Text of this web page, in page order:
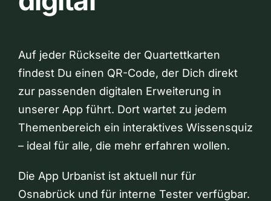
Auf jeder Rückseite der Quartettkarten
findest Du einen QR-Code, der Dich direkt
zur passenden digitalen Erweiterung in
unserer App führt. Dort wartet zu jedem
Themenbereich ein interaktives Wissensquiz
– ideal für alle, die mehr erfahren wollen.
Die App Urbanist ist aktuell nur für
Osnabrück und für interne Tester verfügbar.